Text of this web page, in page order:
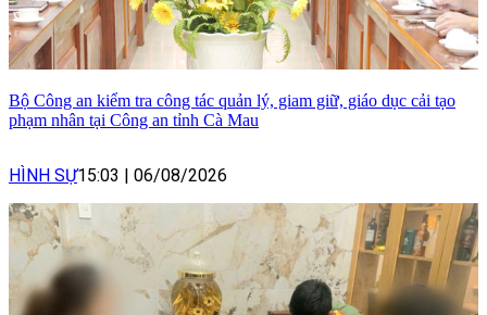
Bộ Công an kiểm tra công tác quản lý, giam giữ, giáo dục cải tạo
phạm nhân tại Công an tỉnh Cà Mau
HÌNH SỰ15:03 06/08/2026